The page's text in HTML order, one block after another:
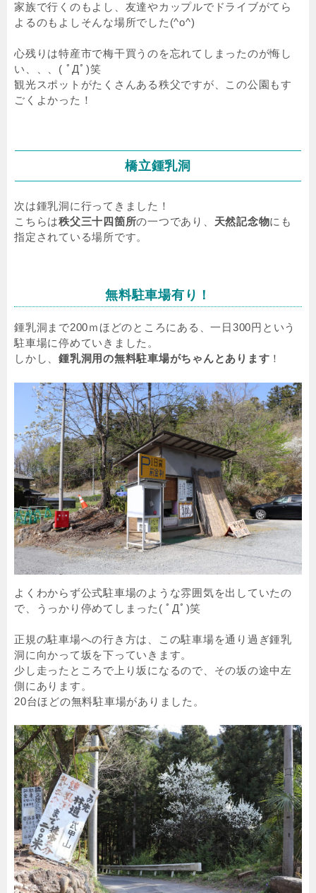
家族で行くのもよし、友達やカップルでドライブがてら
よるのもよしそんな場所でした(^o^)
心残りは特産市で梅干買うのを忘れてしまったのが悔し
い、、、( ﾟДﾟ)笑
観光スポットがたくさんある秩父ですが、この公園もす
ごくよかった！
橋立鍾乳洞
次は鍾乳洞に行ってきました！
こちらは秩父三十四箇所の一つであり、 天然記念物にも
指定されている場所です。
無料駐車場有り！
鍾乳洞まで200ｍほどのところにある、一日300円という
駐車場に停めていきました。
しかし、 鍾乳洞用の無料駐車場がちゃんとあります ！
よくわからず公式駐車場のような雰囲気を出していたの
で、うっかり停めてしまった( ﾟДﾟ)笑
正規の駐車場への行き方は、この駐車場を通り過ぎ鍾乳
洞に向かって坂を下っていきます。
少し走ったところで上り坂になるので、その坂の途中左
側にあります。
20台ほどの無料駐車場がありました。